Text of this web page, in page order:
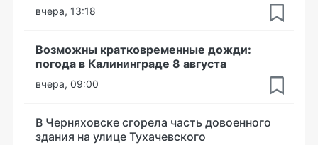
вчера, 13:18
Возможны кратковременные дожди:
погода в Калининграде 8 августа
вчера, 09:00
В Черняховске сгорела часть довоенного
здания на улице Тухачевского